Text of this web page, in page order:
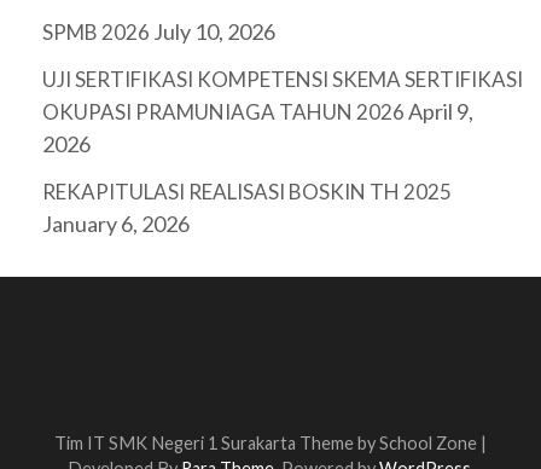
SPMB 2026 July 10, 2026
UJI SERTIFIKASI KOMPETENSI SKEMA SERTIFIKASI
OKUPASI PRAMUNIAGA TAHUN 2026April 9,
2026
REKAPITULASI REALISASI BOSKIN TH 2025
January 6, 2026
Tim IT SMK Negeri 1 Surakarta Theme bySchool Zone |